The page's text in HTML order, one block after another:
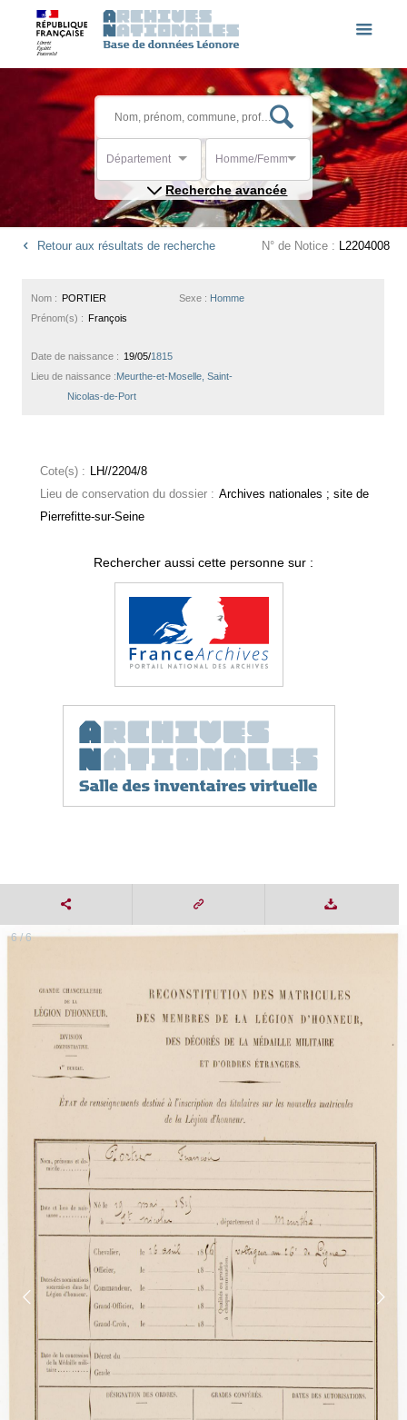
Département Homme/Femme
Recherche avancée
Retour aux résultats de recherche N° de Notice : L2204008
Sexe : Homme
Nom : PORTIER
Prénom(s) : François
Date de naissance : 19/05/1815
Lieu de naissance :Meurthe-et-Moselle, Saint-
Nicolas-de-Port
Cote(s) : LH//2204/8
Lieu de conservation du dossier : Archives nationales ; site de
Pierrefitte-sur-Seine
Rechercher aussi cette personne sur :
6 / 6